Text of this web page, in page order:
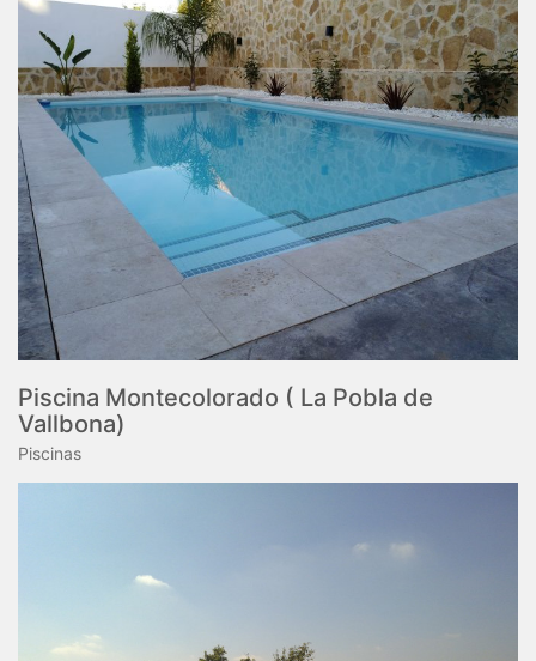
Piscina Montecolorado ( La Pobla de
Vallbona)
Piscinas